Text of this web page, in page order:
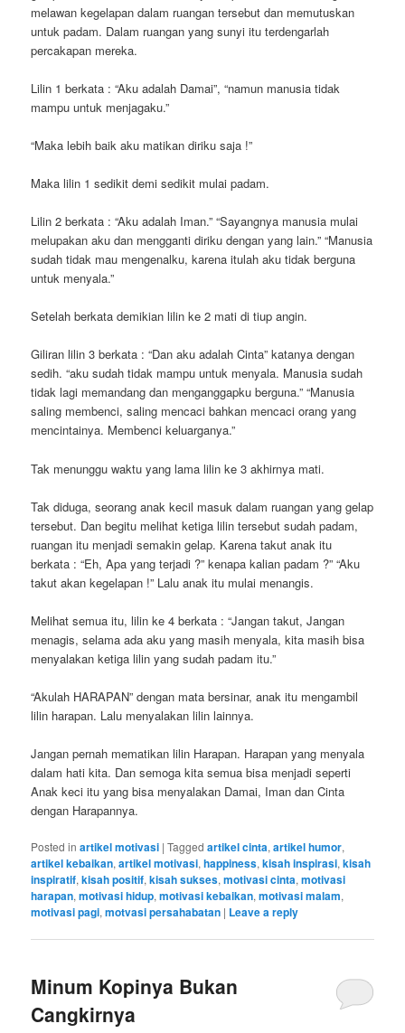
melawan kegelapan dalam ruangan tersebut dan memutuskan
untuk padam. Dalam ruangan yang sunyi itu terdengarlah
percakapan mereka.
Lilin 1 berkata : “Aku adalah Damai”, “namun manusia tidak
mampu untuk menjagaku.”
“Maka lebih baik aku matikan diriku saja !”
Maka lilin 1 sedikit demi sedikit mulai padam.
Lilin 2 berkata : “Aku adalah Iman.” “Sayangnya manusia mulai
melupakan aku dan mengganti diriku dengan yang lain.” “Manusia
sudah tidak mau mengenalku, karena itulah aku tidak berguna
untuk menyala.”
Setelah berkata demikian lilin ke 2 mati di tiup angin.
Giliran lilin 3 berkata : “Dan aku adalah Cinta” katanya dengan
sedih. “aku sudah tidak mampu untuk menyala. Manusia sudah
tidak lagi memandang dan menganggapku berguna.” “Manusia
saling membenci, saling mencaci bahkan mencaci orang yang
mencintainya. Membenci keluarganya.”
Tak menunggu waktu yang lama lilin ke 3 akhirnya mati.
Tak diduga, seorang anak kecil masuk dalam ruangan yang gelap
tersebut. Dan begitu melihat ketiga lilin tersebut sudah padam,
ruangan itu menjadi semakin gelap. Karena takut anak itu
berkata : “Eh, Apa yang terjadi ?” kenapa kalian padam ?” “Aku
takut akan kegelapan !” Lalu anak itu mulai menangis.
Melihat semua itu, lilin ke 4 berkata : “Jangan takut, Jangan
menagis, selama ada aku yang masih menyala, kita masih bisa
menyalakan ketiga lilin yang sudah padam itu.”
“Akulah HARAPAN” dengan mata bersinar, anak itu mengambil
lilin harapan. Lalu menyalakan lilin lainnya.
Jangan pernah mematikan lilin Harapan. Harapan yang menyala
dalam hati kita. Dan semoga kita semua bisa menjadi seperti
Anak keci itu yang bisa menyalakan Damai, Iman dan Cinta
dengan Harapannya.
Posted in artikel motivasi |Tagged artikel cinta,artikel humor,
artikel kebaikan,artikel motivasi,happiness,kisah inspirasi,kisah
inspiratif,kisah positif,kisah sukses,motivasi cinta,motivasi
harapan,motivasi hidup,motivasi kebaikan,motivasi malam,
motivasi pagi,motvasi persahabatan | Leave a reply
Minum Kopinya Bukan
Cangkirnya